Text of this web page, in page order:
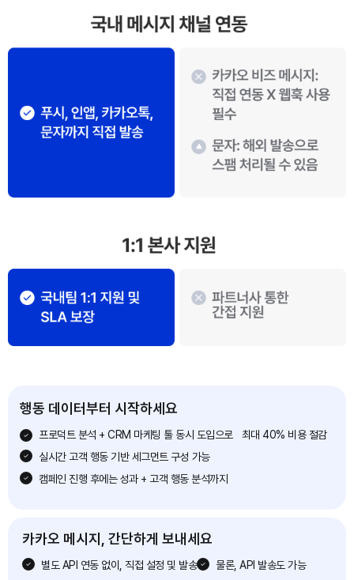
행동 데이터부터 시작하세요
프로덕트 분석 + CRM 마케팅 툴 동시 도입으로 최대 40% 비용 절감
실시간 고객 행동 기반 세그먼트 구성 가능
캠페인 진행 후에는 성과 + 고객 행동 분석까지
카카오 메시지, 간단하게 보내세요
별도 API 연동 없이, 직접 설정 및 발송 물론, API 발송도 가능